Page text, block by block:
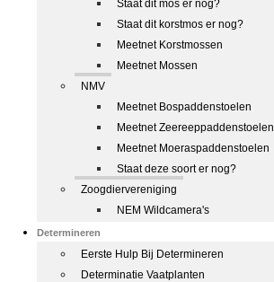
Staat dit mos er nog?
Staat dit korstmos er nog?
Meetnet Korstmossen
Meetnet Mossen
NMV
Meetnet Bospaddenstoelen
Meetnet Zeereeppaddenstoelen
Meetnet Moeraspaddenstoelen
Staat deze soort er nog?
Zoogdiervereniging
NEM Wildcamera's
Determineren
Eerste Hulp Bij Determineren
Determinatie Vaatplanten